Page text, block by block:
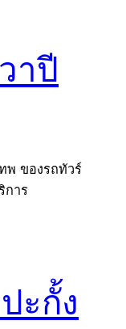
าปี
พ ของรถทัวร์
การ
ะกั้ง